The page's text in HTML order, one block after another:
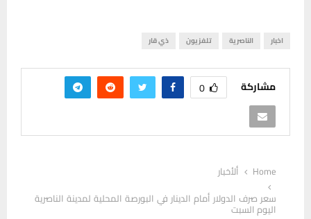
اخبار الناصرية تلفزيون ذي قار
مشاركة 0
Home
ألأخبار
سعر صرف الدولار أمام الدينار في البورصة المحلية لمدينة الناصرية
اليوم السبت